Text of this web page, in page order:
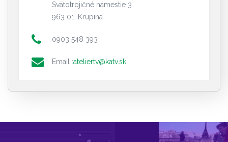
Svätotrojičné námestie 3
963 01, Krupina
0903 548 393
Email :ateliertv@katv.sk